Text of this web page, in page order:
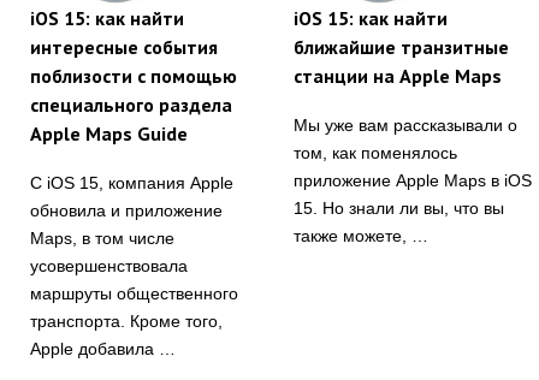
iOS 15: как найти
интересные события
поблизости с помощью
специального раздела
Apple Maps Guide
С iOS 15, компания Apple
обновила и приложение
Maps, в том числе
усовершенствовала
маршруты общественного
транспорта. Кроме того,
Apple добавила …
iOS 15: как найти
ближайшие транзитные
станции на Apple Maps
Мы уже вам рассказывали о
том, как поменялось
приложение Apple Maps в iOS
15. Но знали ли вы, что вы
также можете, …